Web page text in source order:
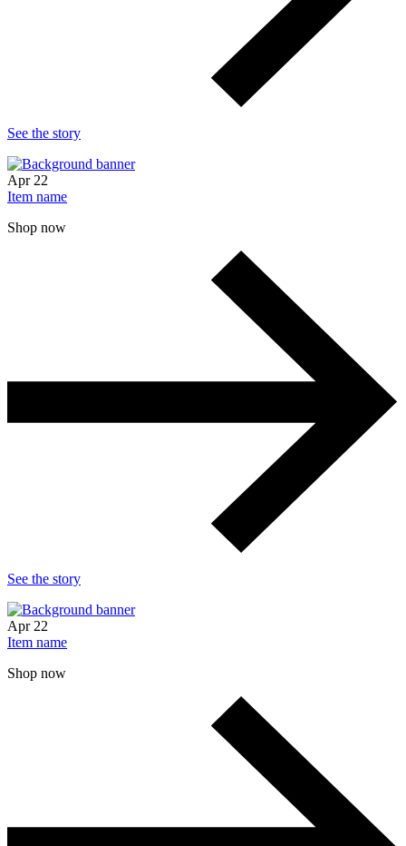
See the story
Apr 22
Item name
Shop now
See the story
Apr 22
Item name
Shop now